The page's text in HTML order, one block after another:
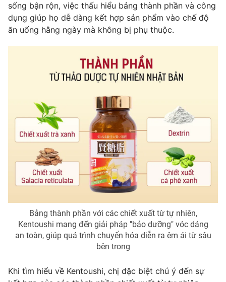
Phó Tổng Biên tập:Nguyễn Thị Mỹ Hạnh, Phạm Quốc Thắng,
Nguyễn Trọng Ninh
Tổng đài VTV:024.38 355 931 - 024.38 355 932
toasoan@vtv.vn
Liên hệ quảng cáo:024-7300.7108
® Cấm sao chép dưới mọi hình thức nếu không có sự chấp
thuận bằng văn bản. Ghi rõ nguồn VTV.vn khi phát hành lại
thông tin từ website này.
sống bận rộn, việc thấu hiểu bảng thành phần và công
dụng giúp họ dễ dàng kết hợp sản phẩm vào chế độ
ăn uống hằng ngày mà không bị phụ thuộc.
Bảng thành phần với các chiết xuất từ tự nhiên,
Kentoushi mang đến giải pháp "bảo dưỡng" vóc dáng
an toàn, giúp quá trình chuyển hóa diễn ra êm ái từ sâu
bên trong
Khi tìm hiểu về Kentoushi, chị đặc biệt chú ý đến sự